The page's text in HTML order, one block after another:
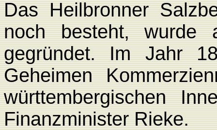
Das Heilbronner
noch besteht, wurde
gegründet. Im Jahr
Geheimen
württembergischen
Finanzminister Rieke.